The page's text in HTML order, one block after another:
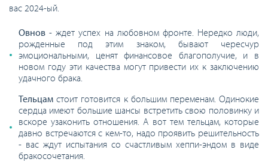
вас 2024-ый.
Овнов - ждет успех на любовном фронте. Нередко люди,
рожденные под этим знаком, бывают чересчур
эмоциональными, ценят финансовое благополучие, и в
новом году эти качества могут привести их к заключению
удачного брака.
Тельцам стоит готовится к большим переменам. Одинокие
сердца имеют большие шансы встретить свою половинку и
вскоре узаконить отношения. А вот тем тельцам, которые
давно встречаются с кем-то, надо проявить решительность
- вас ждут испытания со счастливым хеппи-эндом в виде
бракосочетания.